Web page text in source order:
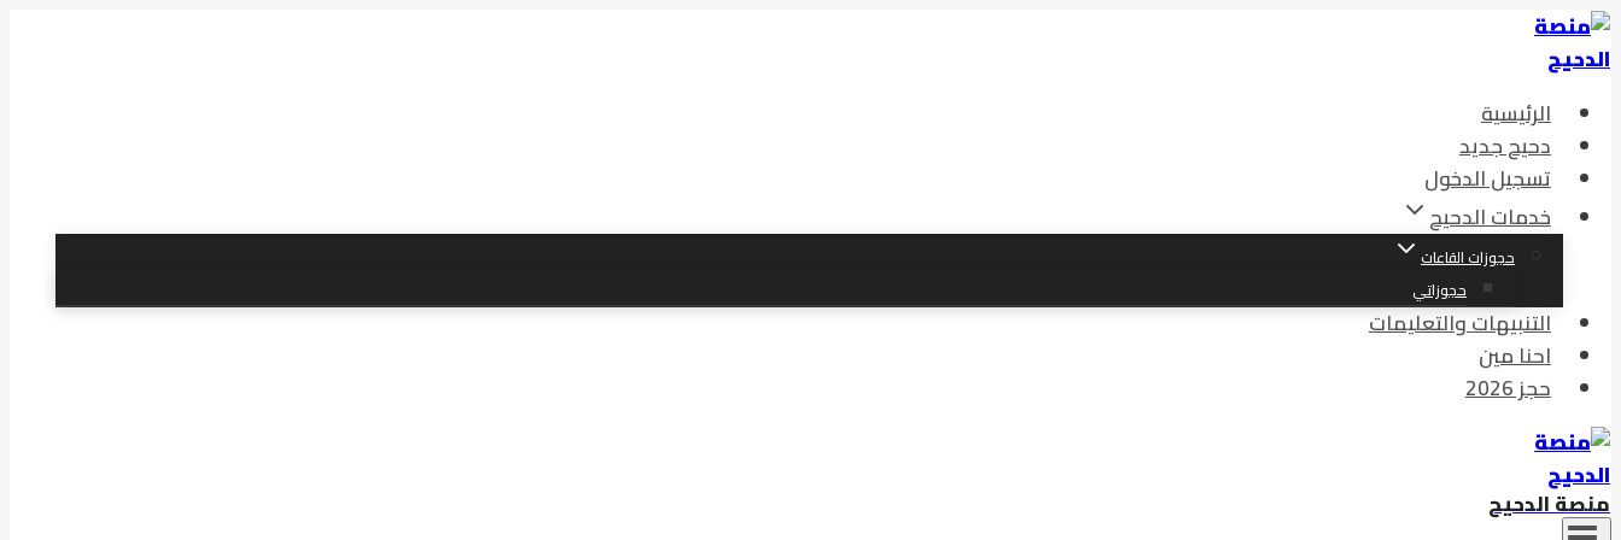
التجاوز
إلى
الرئيسية
دحيح جديد
تسجيل الدخول
خدمات الدحيح
حجوزات القاعات
حجوزاتي
التنبيهات والتعليمات
احنا مين
حجز 2026
منصة الدحيح